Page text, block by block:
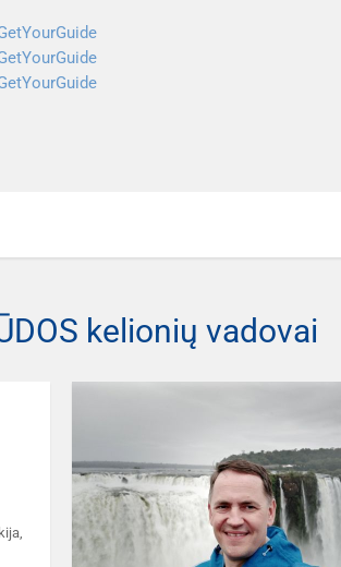
kelionių vadovai